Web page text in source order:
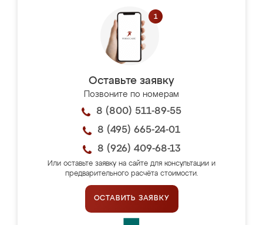
Оставьте заявку
Позвоните по номерам
8 (800) 511-89-55
8 (495) 665-24-01
8 (926) 409-68-13
Или оставьте заявку на сайте для консультации и
предварительного расчёта стоимости.
ОСТАВИТЬ ЗАЯВКУ